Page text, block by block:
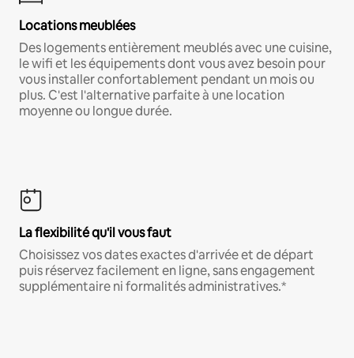
Locations meublées
Des logements entièrement meublés avec une cuisine,
le wifi et les équipements dont vous avez besoin pour
vous installer confortablement pendant un mois ou
plus. C'est l'alternative parfaite à une location
moyenne ou longue durée.
La flexibilité qu'il vous faut
Choisissez vos dates exactes d'arrivée et de départ
puis réservez facilement en ligne, sans engagement
supplémentaire ni formalités administratives.*